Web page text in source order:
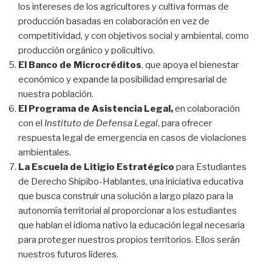
los intereses de los agricultores y cultiva formas de
producción basadas en colaboración en vez de
competitividad, y con objetivos social y ambiental, como
producción orgánico y policultivo.
El Banco de Microcréditos, que apoya el bienestar
económico y expande la posibilidad empresarial de
nuestra población.
El Programa de Asistencia Legal,en colaboración
con el Instituto de Defensa Legal, para ofrecer
respuesta legal de emergencia en casos de violaciones
ambientales.
La Escuela de Litigio Estratégico para Estudiantes
de Derecho Shipibo-Hablantes, una iniciativa educativa
que busca construir una solución a largo plazo para la
autonomía territorial al proporcionar a los estudiantes
que hablan el idioma nativo la educación legal necesaria
para proteger nuestros propios territorios. Ellos serán
nuestros futuros líderes.